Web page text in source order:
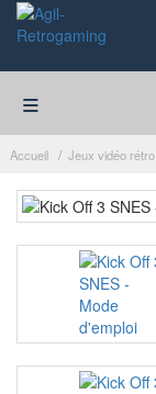
≡
Accueil Jeux vidéo